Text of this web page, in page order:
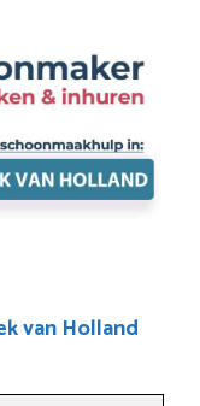
van Holland